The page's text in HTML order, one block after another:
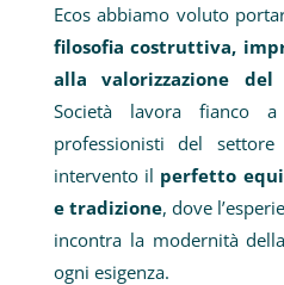
Ecos abbiamo voluto
filosofia costruttiva,
alla valorizzazione
Società lavora fianco
professionisti del
intervento il perfetto
e tradizione, dove
incontra la modernità
ogni esigenza.